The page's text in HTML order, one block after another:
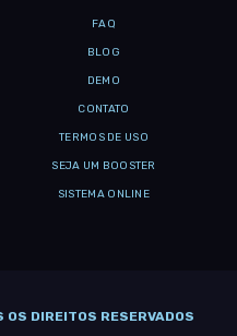
FAQ
BLOG
DEMO
CONTATO
TERMOS DE USO
SEJA UM BOOSTER
SISTEMA ONLINE
DIREITOS RESERVADOS